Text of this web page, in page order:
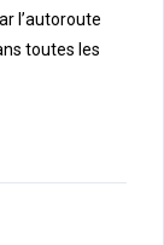
l’autoroute
toutes les